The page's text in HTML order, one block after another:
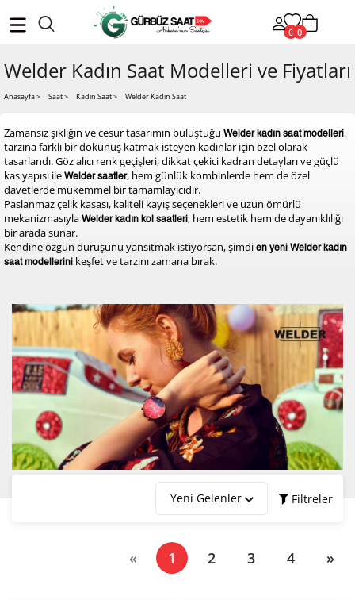
0 0
Welder Kadın Saat Modelleri ve Fiyatları
Anasayfa> Saat > Kadın Saat > Welder Kadın Saat
Zamansız şıklığın ve cesur tasarımın buluştuğu Welder kadın saat modelleri,
tarzına farklı bir dokunuş katmak isteyen kadınlar için özel olarak
tasarlandı. Göz alıcı renk geçişleri, dikkat çekici kadran detayları ve güçlü
kas yapısı ile Welder saatler, hem günlük kombinlerde hem de özel
davetlerde mükemmel bir tamamlayıcıdır.
Paslanmaz çelik kasası, kaliteli kayış seçenekleri ve uzun ömürlü
mekanizmasıyla Welder kadın kol saatleri, hem estetik hem de dayanıklılığı
bir arada sunar.
Kendine özgün duruşunu yansıtmak istiyorsan, şimdi en yeni Welder kadın
saat modellerini keşfet ve tarzını zamana bırak.
Yeni Gelenler Filtreler
« 1 (current)
2 3 4 »